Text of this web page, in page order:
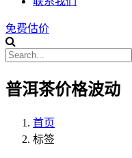
免费估价
普洱茶价格波动
首页
标签